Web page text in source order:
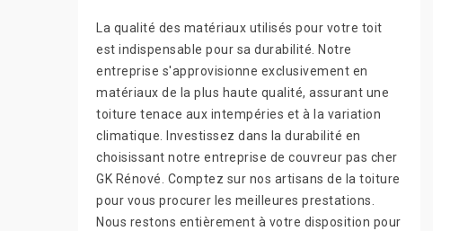
La qualité des matériaux utilisés pour votre toit
est indispensable pour sa durabilité. Notre
entreprise s'approvisionne exclusivement en
matériaux de la plus haute qualité, assurant une
toiture tenace aux intempéries et à la variation
climatique. Investissez dans la durabilité en
choisissant notre entreprise de couvreur pas cher
GK Rénové. Comptez sur nos artisans de la toiture
pour vous procurer les meilleures prestations.
Nous restons entièrement à votre disposition pour